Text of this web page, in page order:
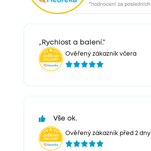
„Rychlost a balení.“
Ověřený zákazník včera
Vše ok.
Ověřený zákazník před 2 dny